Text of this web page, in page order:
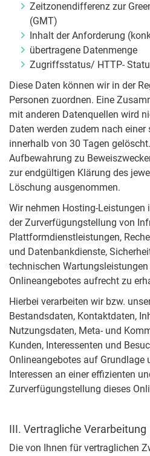
Zeitzonendifferenz zur
(GMT)
Inhalt der Anforderung
übertragene Datenmenge
Zugriffsstatus/ HTTP-
Diese Daten können wir in der
Personen zuordnen. Eine
mit anderen Datenquellen wird
Daten werden zudem nach
innerhalb von 30 Tagen
Aufbewahrung zu
zur endgültigen Klärung des
Löschung ausgenommen.
Wir nehmen Hosting-Leistungen
der Zurverfügungstellung von
Plattformdienstleistungen,
und Datenbankdienste,
technischen
Onlineangebotes aufrecht zu
Hierbei verarbeiten wir bzw.
Bestandsdaten, Kontaktdaten,
Nutzungsdaten, Meta- und
Kunden, Interessenten und
Onlineangebotes auf Grundlage
Interessen an einer effizienten
Zurverfügungstellung dieses
III. Vertragliche Verarbeitung
Die von Ihnen für vertraglichen